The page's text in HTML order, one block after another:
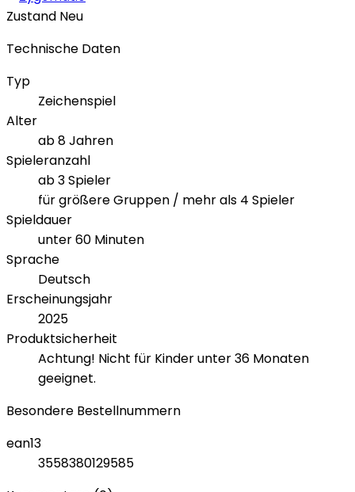
Zustand Neu
Technische Daten
Typ
Zeichenspiel
Alter
ab 8 Jahren
Spieleranzahl
ab 3 Spieler
für größere Gruppen / mehr als 4 Spieler
Spieldauer
unter 60 Minuten
Sprache
Deutsch
Erscheinungsjahr
2025
Produktsicherheit
Achtung! Nicht für Kinder unter 36 Monaten
geeignet.
Besondere Bestellnummern
ean13
3558380129585